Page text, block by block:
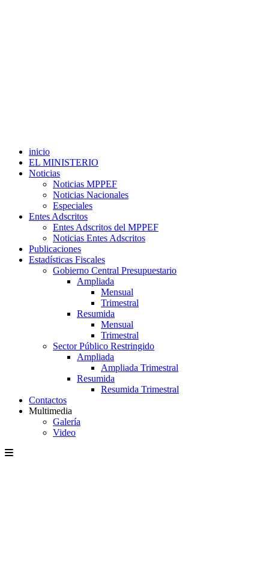
inicio
EL MINISTERIO
Noticias
Noticias MPPEF
Noticias Nacionales
Especiales
Entes Adscritos
Entes Adscritos del MPPEF
Noticias Entes Adscritos
Publicaciones
Estadísticas Fiscales
Gobierno Central Presupuestario
Ampliada
Mensual
Trimestral
Resumida
Mensual
Trimestral
Sector Público Restringido
Ampliada
Ampliada Trimestral
Resumida
Resumida Trimestral
Contactos
Multimedia
Galería
Video